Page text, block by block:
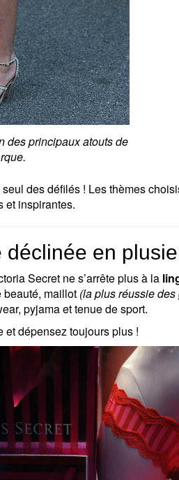
des principaux atouts de
des défilés ! Les thèmes
et inspirantes.
déclinée en
Secret ne s’arrête plus à la
beauté, maillot (la plus réussie
pyjama et tenue de sport.
et dépensez toujours plus !